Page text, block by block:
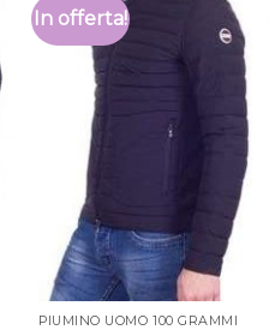
In offerta!
PIUMINO UOMO 100 GRAMMI